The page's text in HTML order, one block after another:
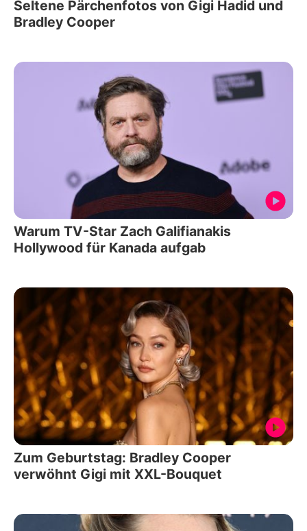
Seltene Pärchenfotos von Gigi Hadid und
Bradley Cooper
Warum TV-Star Zach Galifianakis
Hollywood für Kanada aufgab
Zum Geburtstag: Bradley Cooper
verwöhnt Gigi mit XXL-Bouquet